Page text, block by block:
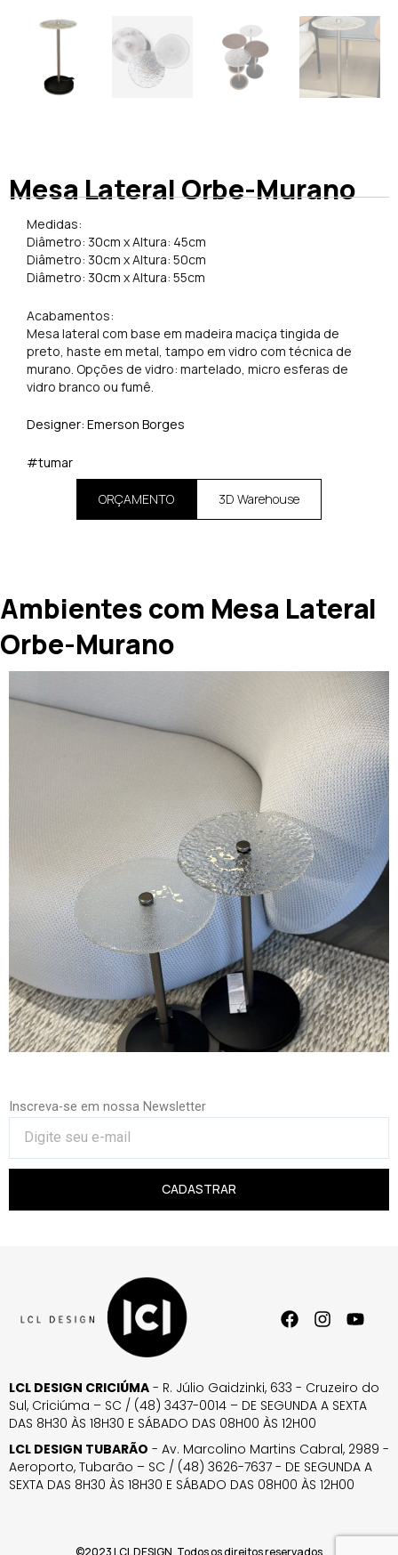
Mesa Lateral Orbe-Murano
Medidas:
Diâmetro: 30cm x Altura: 45cm
Diâmetro: 30cm x Altura: 50cm
Diâmetro: 30cm x Altura: 55cm
Acabamentos:
Mesa lateral com base em madeira maciça tingida de
preto, haste em metal, tampo em vidro com técnica de
murano. Opções de vidro: martelado, micro esferas de
vidro branco ou fumê.
Designer: Emerson Borges
#tumar
ORÇAMENTO 3D Warehouse
Ambientes com Mesa Lateral
Orbe-Murano
Inscreva-se em nossa Newsletter
CADASTRAR
LCL DESIGN CRICIÚMA - R. Júlio Gaidzinki, 633 - Cruzeiro do
Sul, Criciúma – SC / (48) 3437-0014 – DE SEGUNDA A SEXTA
DAS 8H30 ÀS 18H30 E SÁBADO DAS 08H00 ÀS 12H00
LCL DESIGN TUBARÃO - Av. Marcolino Martins Cabral, 2989 -
Aeroporto, Tubarão – SC / (48) 3626-7637 - DE SEGUNDA A
SEXTA DAS 8H30 ÀS 18H30 E SÁBADO DAS 08H00 ÀS 12H00